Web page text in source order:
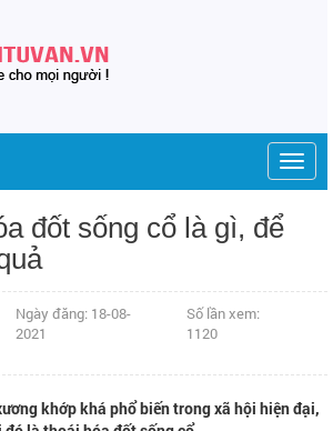
đốt sống cổ là gì, để
Ngày đăng: 18-08-
2021
Số lần xem:
1120
khớp khá phổ biến trong xã hội hiện đại,